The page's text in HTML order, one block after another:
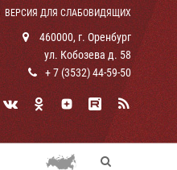
ВЕРСИЯ ДЛЯ СЛАБОВИДЯЩИХ
460000, г. Оренбург
ул. Кобозева д. 58
+ 7 (3532) 44-59-50